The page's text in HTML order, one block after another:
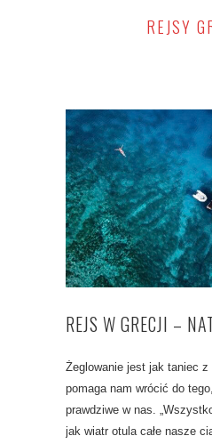
REJSY
REJS W GRECJI –
Żeglowanie jest jak taniec
pomaga nam wrócić do
prawdziwe w nas.
jak wiatr otula całe nasze